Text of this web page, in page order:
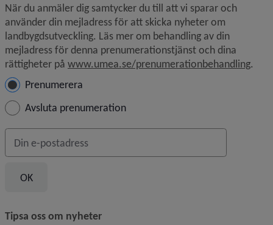
När du anmäler dig samtycker du till att vi sparar och
använder din mejladress för att skicka nyheter om
landbygdsutveckling. Läs mer om behandling av din
mejladress för denna prenumerationstjänst och dina
rättigheter på www.umea.se/prenumerationbehandling.
Hantera prenumeration
Prenumerera
Avsluta prenumeration
Din e-postadress
Tipsa oss om nyheter